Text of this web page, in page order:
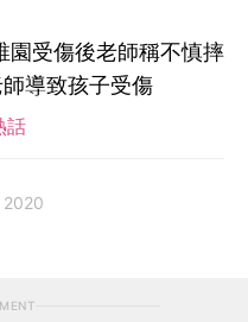
園受傷後老師稱不慎摔
導致孩子受傷
話